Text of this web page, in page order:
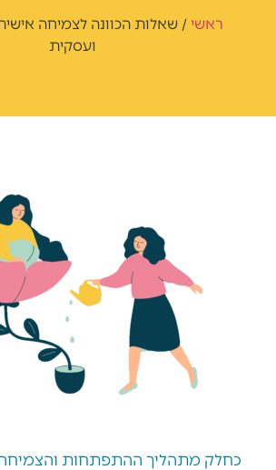
ראשי / שאלות הכוונה לצמיחה
ועסקית
כחלק מתהליך ההתפתחות והצמיחה